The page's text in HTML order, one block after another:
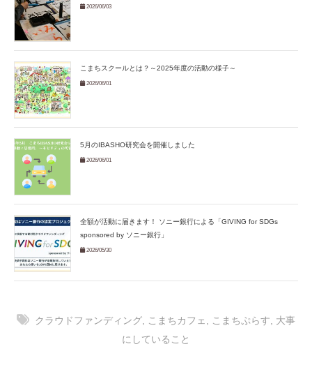
2026/06/03
こまちスクールとは？～2025年度の活動の様子～
2026/06/01
5月のIBASHO研究会を開催しました
2026/06/01
全額が活動に届きます！ ソニー銀行による「GIVING for SDGs
sponsored by ソニー銀行」
2026/05/30
クラウドファンディング, こまちカフェ , こまちぷらす, 大事
にしていること